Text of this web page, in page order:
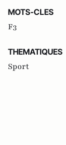
MOTS-CLES
F3
THEMATIQUES
Sport